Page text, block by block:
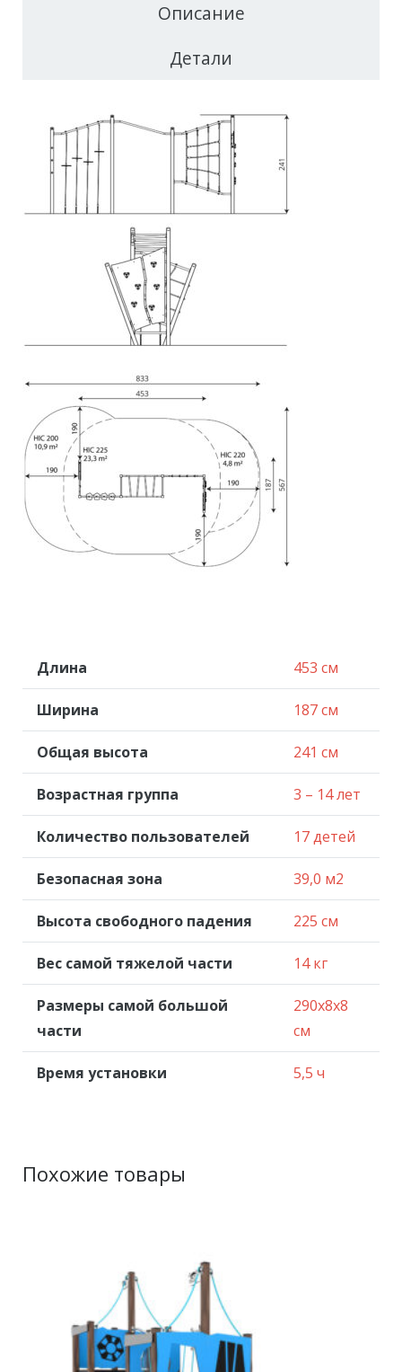
Описание
Детали
Длина 453 см
Ширина 187 см
Общая высота 241 см
Возрастная группа 3 – 14 лет
Количество пользователей 17 детей
Безопасная зона 39,0 м2
Высота свободного падения 225 см
Вес самой тяжелой части 14 кг
Размеры самой большой
части
290x8x8
см
Время установки 5,5 ч
Похожие товары